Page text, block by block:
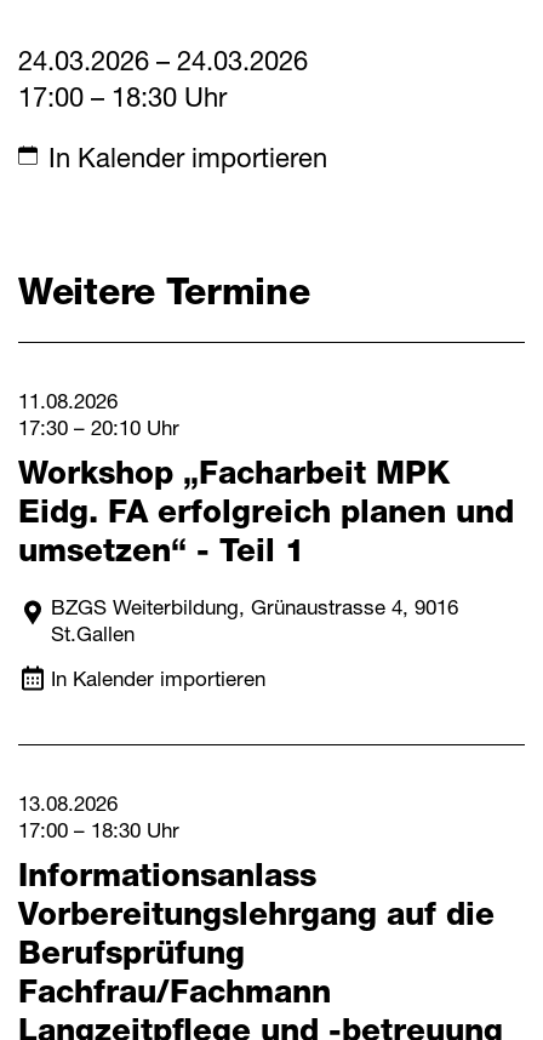
24.03.2026 – 24.03.2026
17:00 – 18:30 Uhr
In Kalender importieren
Weitere Termine
11.08.2026
17:30 – 20:10 Uhr
Workshop „Facharbeit MPK
Eidg. FA erfolgreich planen und
umsetzen“ - Teil 1
BZGS Weiterbildung, Grünaustrasse 4, 9016
St.Gallen
In Kalender importieren
13.08.2026
17:00 – 18:30 Uhr
Informationsanlass
Vorbereitungslehrgang auf die
Berufsprüfung
Fachfrau/Fachmann